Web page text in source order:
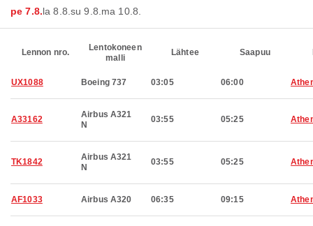
pe 7.8.la 8.8. su 9.8. ma 10.8.
Lennon nro.
Lentokoneen
malli
Lähtee Saapuu
UX1088 Boeing 737 03:05 06:00
A33162
Airbus A321
N
03:55 05:25
TK1842
Airbus A321
N
03:55 05:25
AF1033 Airbus A320 06:35 09:15